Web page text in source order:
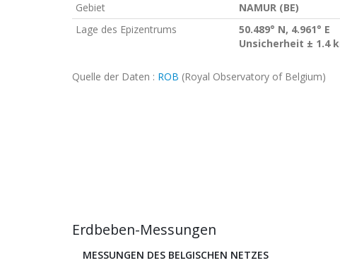
Gebiet
NAMUR (BE)
Lage des Epizentrums
50.489° N, 4.961° E
Unsicherheit ± 1.4
Quelle der Daten : ROB (Royal Observatory of Belgium)
Erdbeben-Messungen
MESSUNGEN DES BELGISCHEN NETZES